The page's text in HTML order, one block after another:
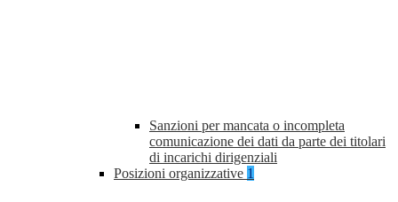
Sanzioni per mancata o incompleta
comunicazione dei dati da parte dei titolari
di incarichi dirigenziali
Posizioni organizzative 1